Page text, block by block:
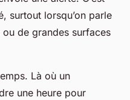
surtout lorsqu’on parle
de grandes surfaces
Là où un
une heure pour